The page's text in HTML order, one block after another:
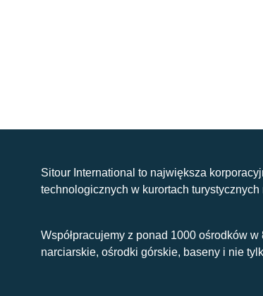
Sitour International to największa
technologicznych w kurortach turystycznych
Współpracujemy z ponad 1000 ośrodków w
narciarskie, ośrodki górskie, baseny i nie